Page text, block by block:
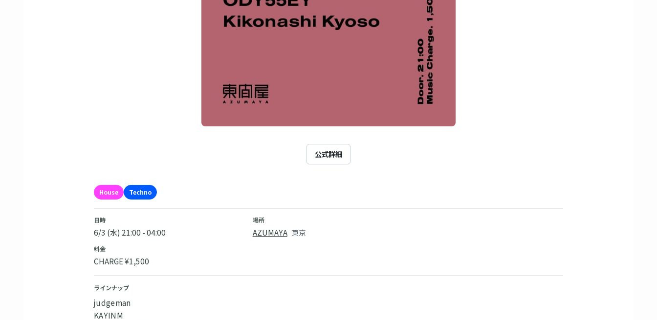
公式詳細
House Techno
日時
6/3 (水) 21:00 - 04:00
場所
AZUMAYA 東京
料金
CHARGE ¥1,500
ラインナップ
judgeman
KAYINM